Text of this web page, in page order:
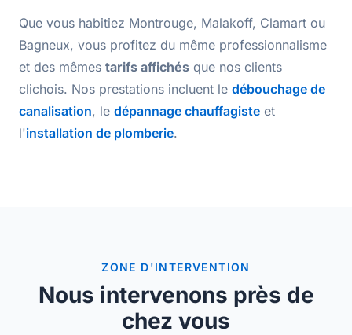
Que vous habitiez Montrouge, Malakoff, Clamart ou
Bagneux, vous profitez du même professionnalisme
et des mêmes tarifs affichés que nos clients
clichois. Nos prestations incluent le débouchage de
canalisation, le dépannage chauffagiste et
l'installation de plomberie.
ZONE D'INTERVENTION
Nous intervenons près de
chez vous